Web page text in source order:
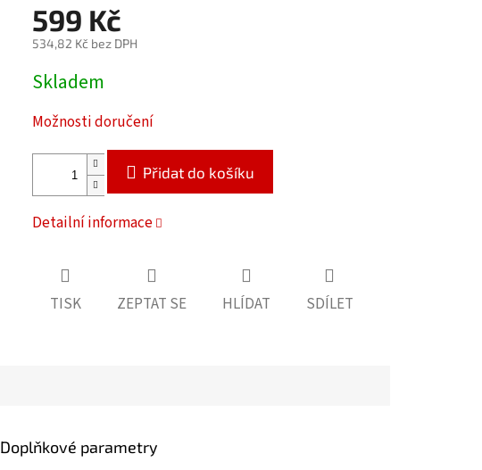
599 Kč
534,82 Kč bez DPH
Měrná
cena:
Skladem
Možnosti doručení
Přidat do košíku
Detailní informace
TISK ZEPTAT SE HLÍDAT SDÍLET
Doplňkové parametry